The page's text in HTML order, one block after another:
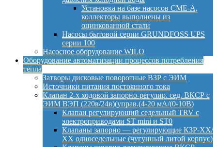
Установка на базе насосов CME-A,
коллекторы выполнены из
оцинкованной стали
Насосы бытовой серии GRUNDFOSS UPS
серии 100
Насосное оборудование WILO
Оборудование автоматизации процессов потребления
тепла
Затворы дисковые поворотные ВЗР с ЭИМ
Источники питания постоянного тока
Клапан 2-х ходовой запорно-регулир. сед. ВКСР с
ЭИМ ВЭП (220в/24в)(управ.(4-20 мА/(0-10В)
Клапан регулирующий седельный TRV с
электроприводами ST mini и ST0
Клапаны запорно — регулирующие КЗР-ХХ/
ХХ односедельные (чугунный литой корпус)